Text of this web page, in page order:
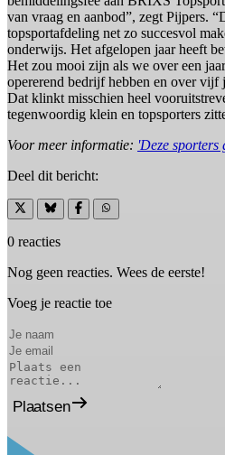
van vraag en aanbod”, zegt Pijpers.
topsportafdeling net zo succesvol
onderwijs. Het afgelopen jaar heeft
Het zou mooi zijn als we over een
opererend bedrijf hebben en over vijf
Dat klinkt misschien heel
tegenwoordig klein en topsporters
Voor meer informatie: 'Deze
Deel dit bericht:
0 reacties
Nog geen reacties. Wees de eerste!
Voeg je reactie toe
Plaatsen